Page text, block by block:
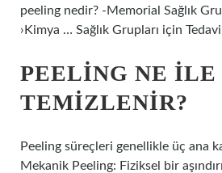
peeling nedir? -Memorial Sağlık
›Kimya … Sağlık Grupları için
PEELING NE ILE
TEMIZLENIR?
Peeling süreçleri genellikle üç ana
Mekanik Peeling: Fiziksel bir